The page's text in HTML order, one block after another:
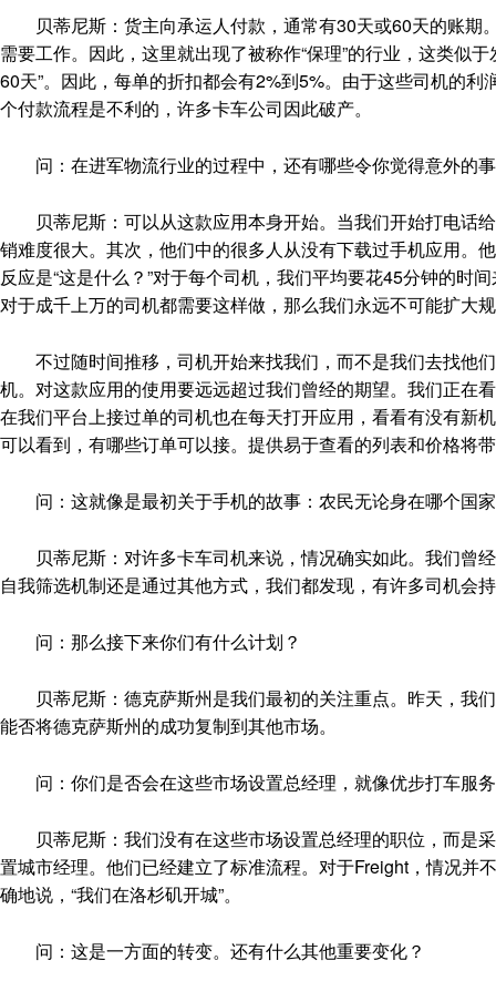
贝蒂尼斯：货主向承运人付款，通常有30天或60天的账期
需要工作。因此，这里就出现了被称作“保理”的行业，这类似
60天”。因此，每单的折扣都会有2%到5%。由于这些司机的
个付款流程是不利的，许多卡车公司因此破产。
问：在进军物流行业的过程中，还有哪些令你觉得意外的
贝蒂尼斯：可以从这款应用本身开始。当我们开始打电话
销难度很大。其次，他们中的很多人从没有下载过手机应用。
反应是“这是什么？”对于每个司机，我们平均要花45分钟的时
对于成千上万的司机都需要这样做，那么我们永远不可能扩大
不过随时间推移，司机开始来找我们，而不是我们去找他
机。对这款应用的使用要远远超过我们曾经的期望。我们正在
在我们平台上接过单的司机也在每天打开应用，看看有没有新
可以看到，有哪些订单可以接。提供易于查看的列表和价格将
问：这就像是最初关于手机的故事：农民无论身在哪个国
贝蒂尼斯：对许多卡车司机来说，情况确实如此。我们曾
自我筛选机制还是通过其他方式，我们都发现，有许多司机会
问：那么接下来你们有什么计划？
贝蒂尼斯：德克萨斯州是我们最初的关注重点。昨天，我
能否将德克萨斯州的成功复制到其他市场。
问：你们是否会在这些市场设置总经理，就像优步打车服
贝蒂尼斯：我们没有在这些市场设置总经理的职位，而是
置城市经理。他们已经建立了标准流程。对于Freight，情况并
确地说，“我们在洛杉矶开城”。
问：这是一方面的转变。还有什么其他重要变化？